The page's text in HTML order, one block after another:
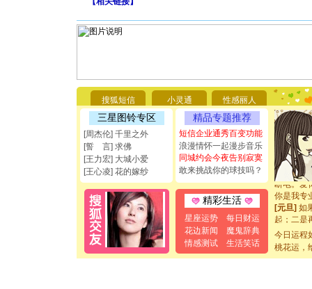
搜狐短信 小灵通 性感丽人
三星图铃专区
[周杰伦] 千里之外
[誓 言] 求佛
[王力宏] 大城小爱
[王心凌] 花的嫁纱
精品专题推荐
短信企业通秀百变功能
浪漫情怀一起漫步音乐
同城约会今夜告别寂寞
敢来挑战你的球技吗？
精彩生活
星座运势
每日财运
花边新闻
魔鬼辞典
情感测试
生活笑话
你太多，
要平安
[圣诞节]
能正大光
都要快乐
[圣诞节]
如意,快
[元旦]看
断电。爱
你是我专
[元旦]如
起；二是
[元旦]当
泣，这痛
今日运程
桃花运，